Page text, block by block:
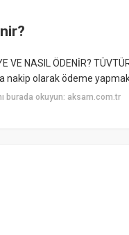
VE NASIL ÖDENİR?
nakip olarak ödeme
burada okuyun: aksam.com.tr